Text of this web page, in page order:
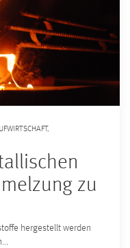
,
zu
hergestellt werden